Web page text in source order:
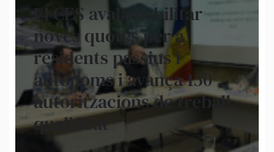
El CES avala habilitar
noves quotes per a
residents passius i
autònoms i avança 150
autoritzacions de treball
qualificat